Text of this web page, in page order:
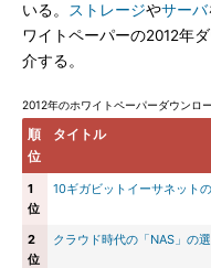
いる。
ストレージやサーバ
ワイトペーパーの2012年
介する。
2012年のホワイトペーパーダウンロ
順
位
タイトル
1
位
10ギガビットイーサネット
2
位
クラウド時代の「NAS」の